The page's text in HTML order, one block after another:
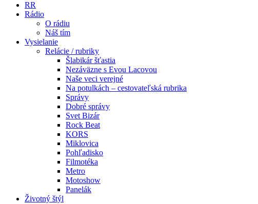
RR
Rádio
O rádiu
Náš tím
Vysielanie
Relácie / rubriky
Šlabikár šťastia
Nezáväzne s Evou Lacovou
Naše veci verejné
Na potulkách – cestovateľská rubrika
Správy
Dobré správy
Svet Bizár
Rock Beat
KORS
Miklovica
Pohľadisko
Filmotéka
Metro
Motoshow
Panelák
Životný štýl